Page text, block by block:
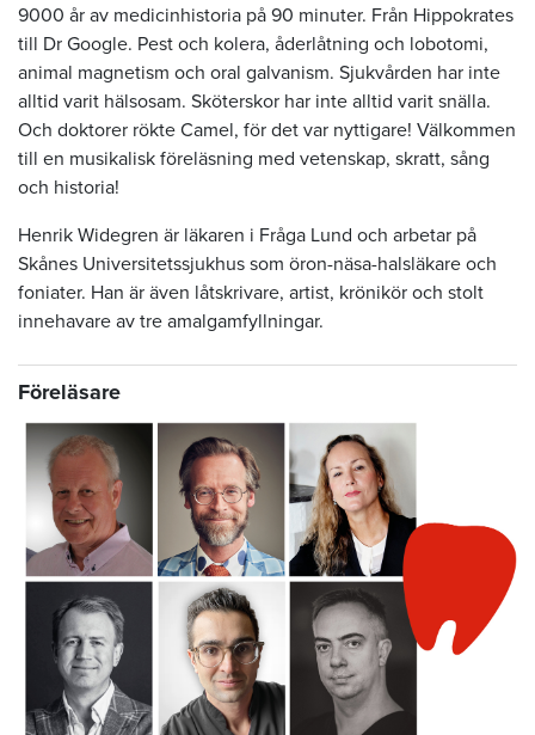
9000 år av medicinhistoria på 90 minuter. Från Hippokrates
till Dr Google. Pest och kolera, åderlåtning och lobotomi,
animal magnetism och oral galvanism. Sjukvården har inte
alltid varit hälsosam. Sköterskor har inte alltid varit snälla.
Och doktorer rökte Camel, för det var nyttigare! Välkommen
till en musikalisk föreläsning med vetenskap, skratt, sång
och historia!
Henrik Widegren är läkaren i Fråga Lund och arbetar på
Skånes Universitetssjukhus som öron-näsa-halsläkare och
foniater. Han är även låtskrivare, artist, krönikör och stolt
innehavare av tre amalgamfyllningar.
Föreläsare